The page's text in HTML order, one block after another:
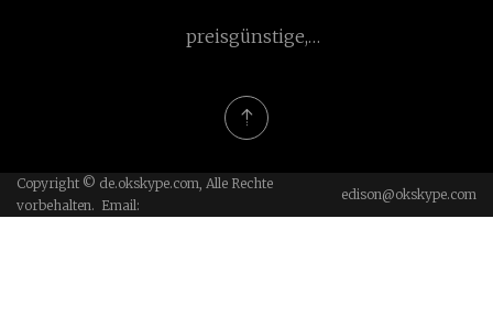
preisgünstige,
tabletts für den
institutionellen gebrauch
Copyright © de.okskype.com, Alle Rechte
vorbehalten. Email:
edison@okskype.com